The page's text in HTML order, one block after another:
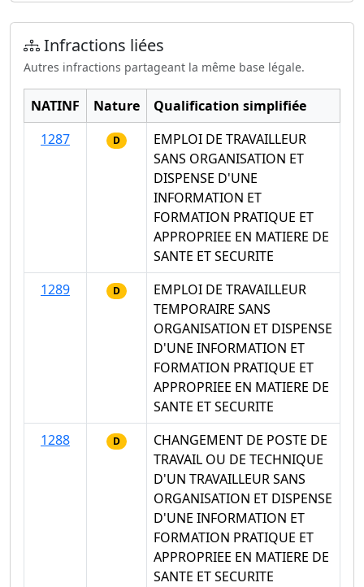
Infractions liées
Autres infractions partageant la même base légale.
NATINF Nature
Qualification simplifiée
1287
D
EMPLOI DE TRAVAILLEUR
SANS ORGANISATION ET
DISPENSE D'UNE
INFORMATION ET
FORMATION PRATIQUE ET
APPROPRIEE EN MATIERE DE
SANTE ET SECURITE
1289
D
EMPLOI DE TRAVAILLEUR
TEMPORAIRE SANS
ORGANISATION ET DISPENSE
D'UNE INFORMATION ET
FORMATION PRATIQUE ET
APPROPRIEE EN MATIERE DE
SANTE ET SECURITE
1288
D
CHANGEMENT DE POSTE DE
TRAVAIL OU DE TECHNIQUE
D'UN TRAVAILLEUR SANS
ORGANISATION ET DISPENSE
D'UNE INFORMATION ET
FORMATION PRATIQUE ET
APPROPRIEE EN MATIERE DE
SANTE ET SECURITE